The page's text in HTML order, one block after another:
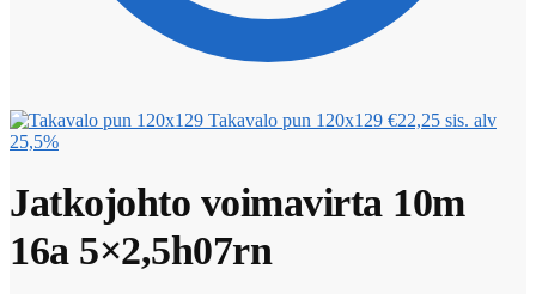
Takavalo pun 120x129 €22,25 sis. alv
25,5%
Jatkojohto voimavirta 10m
16a 5×2,5h07rn